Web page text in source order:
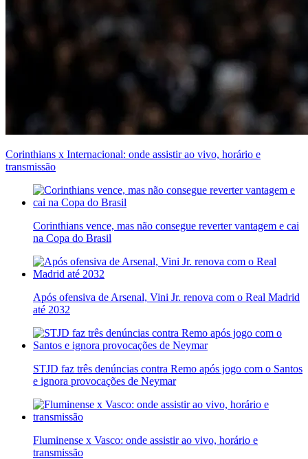
Corinthians x Internacional: onde assistir ao vivo, horário e
transmissão
Corinthians vence, mas não consegue reverter vantagem e cai
na Copa do Brasil
Após ofensiva de Arsenal, Vini Jr. renova com o Real Madrid
até 2032
STJD faz três denúncias contra Remo após jogo com o Santos
e ignora provocações de Neymar
Fluminense x Vasco: onde assistir ao vivo, horário e
transmissão